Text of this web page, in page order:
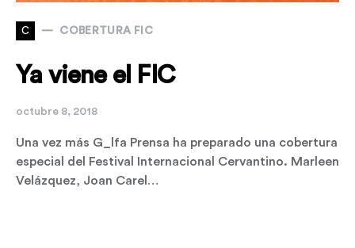
C COBERTURA FIC
Ya viene el FIC
octubre 8, 2018
Una vez más G_lfa Prensa ha preparado una cobertura
especial del Festival Internacional Cervantino. Marleen
Velázquez, Joan Carel…